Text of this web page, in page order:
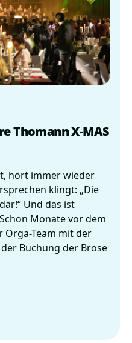
Thomann X-MAS
hört immer wieder
klingt: „Die
Und das ist
Monate vor dem
Orga-Team mit der
Buchung der Brose